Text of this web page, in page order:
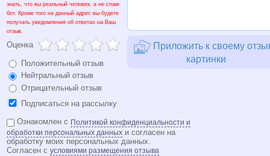
знать, что вы реальный человек, а не спам-
бот. Кроме того на данный адрес вы будете
получать уведомления об ответах на Ваш
отзыв.
Оценка
Положительный отзыв
Нейтральный отзыв
Отрицательный отзыв
Подписаться на рассылку
Приложить к своему
картинки
Ознакомлен с Политикой конфиденциальности и
обработки персональных данных и согласен на
обработку моих персональных данных.
Согласен с условиями размещения отзыва